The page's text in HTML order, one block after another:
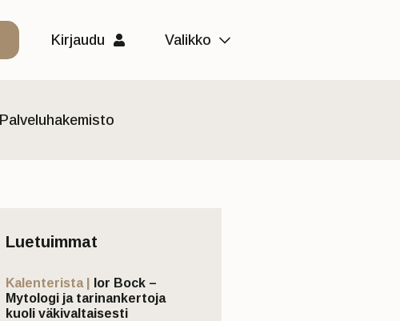
Kirjaudu Valikko
Palveluhakemisto
Luetuimmat
Kalenterista |
Ior Bock –
Mytologi ja tarinankertoja
kuoli väkivaltaisesti